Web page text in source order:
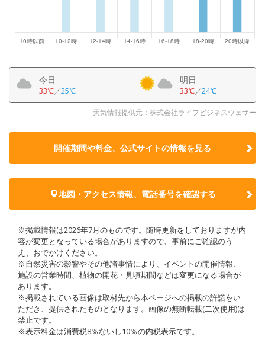
今日
33℃／25℃
明日
33℃／24℃
天気情報提供元：株式会社ライフビジネスウェザー
開催期間や料金、公式サイトの情報を見る
地図・アクセス情報、電話番号を確認する
※掲載情報は2026年7月のものです。随時更新をしておりますが内
容が変更となっている場合がありますので、事前にご確認のう
え、おでかけください。
※自然災害の影響やその他諸事情により、イベントの開催情報、
施設の営業時間、植物の開花・見頃期間などは変更になる場合が
あります。
※掲載されている画像は取材先から本ページへの掲載の許諾をい
ただき、提供されたものとなります。画像の無断転載(二次使用)は
禁止です。
※表示料金は消費税8％ないし10％の内税表示です。